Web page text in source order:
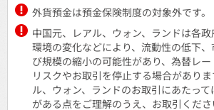
外貨預金は預金保険制度の対象外です。
中国元、レアル、ウォン、ランドは各
環境の変化などにより、流動性の低下
び規模の縮小の可能性があり、為替レ
リスクやお取引を停止する場合があり
ル、ウォン、ランドのお取引にあたっ
がある点をご理解のうえ、お取引くださ